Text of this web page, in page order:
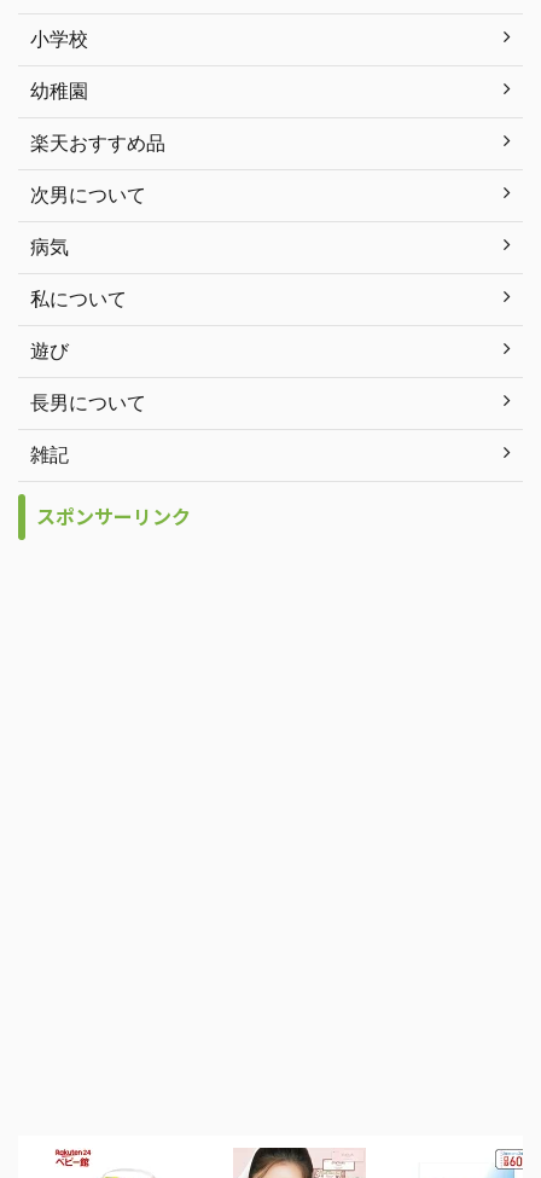
小学校
幼稚園
楽天おすすめ品
次男について
病気
私について
遊び
長男について
雑記
スポンサーリンク